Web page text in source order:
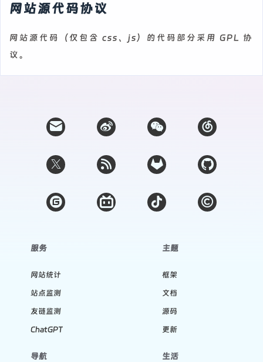
网站源代码协议
网站源代码（仅包含 css、js）的代码部分采用 GPL 协
议。
服务
网站统计
站点监测
友链监测
ChatGPT
主题
框架
文档
源码
更新
导航 生活